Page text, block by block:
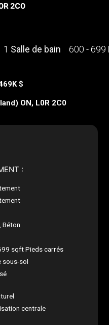
2C0
1 Salle de bain 600 - 699
$
ON, L0R 2C0
:
Béton
sqft Pieds carrés
sous-sol
centrale